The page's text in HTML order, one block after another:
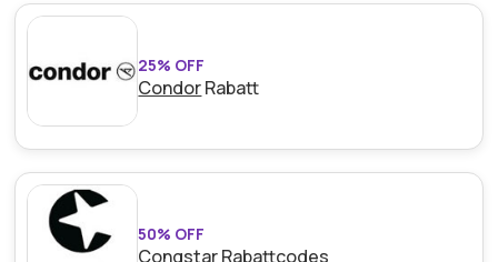
25% OFF
CondorRabatt
50% OFF
CongstarRabattcodes